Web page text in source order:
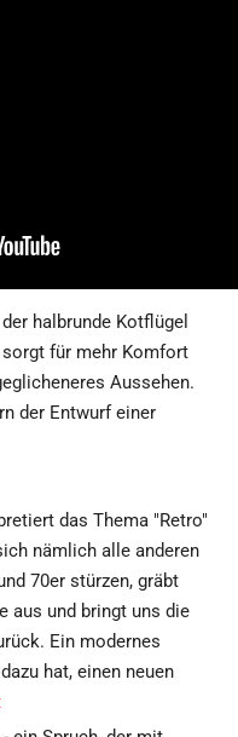
halbrunde Kotflügel
für mehr Komfort
Aussehen.
der Entwurf einer
das Thema "Retro"
nämlich alle anderen
70er stürzen, gräbt
aus und bringt uns die
Ein modernes
hat, einen neuen